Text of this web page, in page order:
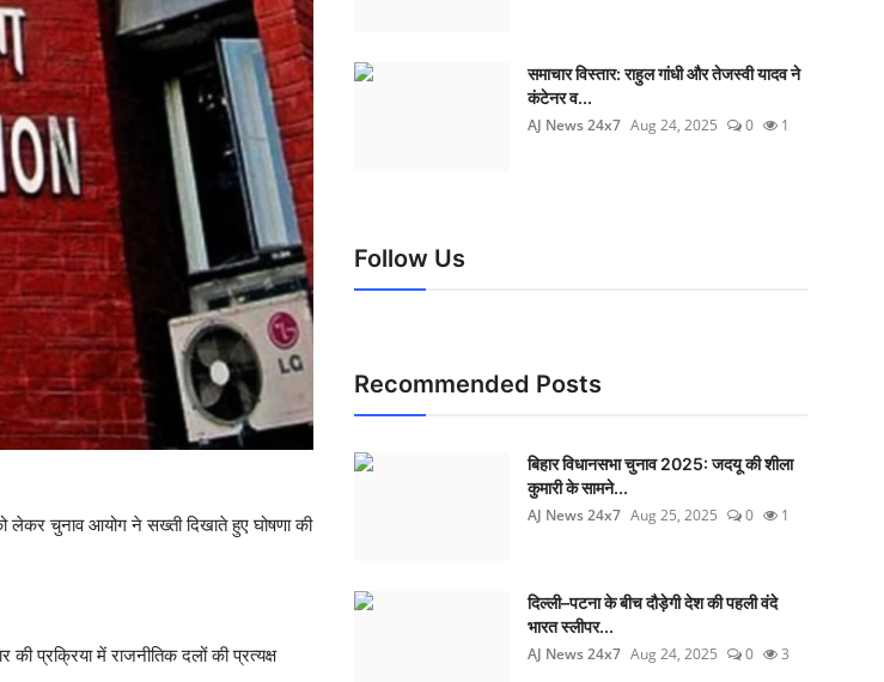
लेकर चुनाव आयोग ने सख्ती दिखाते हुए घोषणा की
प्रक्रिया में राजनीतिक दलों की प्रत्यक्ष
समाचार विस्तार: राहुल गांधी और तेजस्वी यादव ने
कंटेनर व...
AJ News 24x7 Aug 24, 2025 0 1
Follow Us
Recommended Posts
बिहार विधानसभा चुनाव 2025: जदयू की शीला
कुमारी के सामने...
AJ News 24x7 Aug 25, 2025 0 1
दिल्ली–पटना के बीच दौड़ेगी देश की पहली वंदे
भारत स्लीपर...
AJ News 24x7 Aug 24, 2025 0 3